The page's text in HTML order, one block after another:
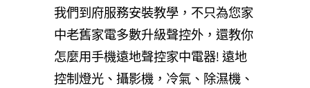
我們到府服務安裝教學，不只為您家
中老舊家電多數升級聲控外，還教你
怎麼用手機遠地聲控家中電器! 遠地
控制燈光、攝影機，冷氣、除濕機、